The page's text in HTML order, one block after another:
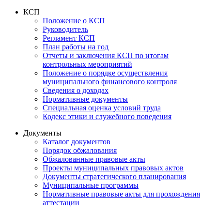
КСП
Положение о КСП
Руководитель
Регламент КСП
План работы на год
Отчеты и заключения КСП по итогам
контрольных мероприятий
Положение о порядке осуществления
муниципального финансового контроля
Сведения о доходах
Нормативные документы
Специальная оценка условий труда
Кодекс этики и служебного поведения
Документы
Каталог документов
Порядок обжалования
Обжалованные правовые акты
Проекты муниципальных правовых актов
Документы стратегического планирования
Муниципальные программы
Нормативные правовые акты для прохождения
аттестации